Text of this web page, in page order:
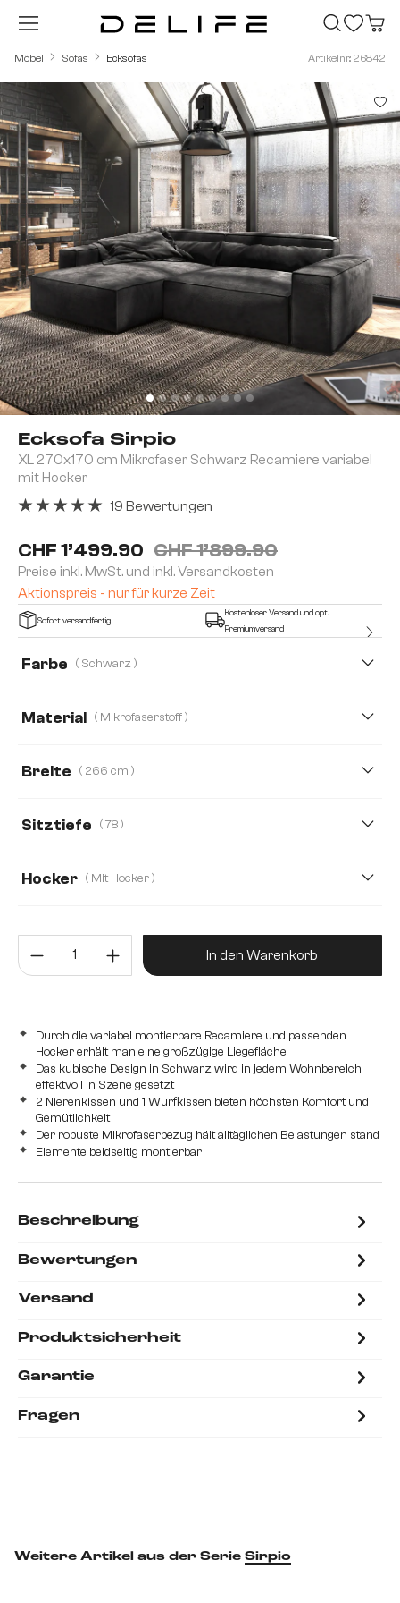
Zum Hauptinhalt springen
Möbel Sofas Ecksofas Artikelnr.: 26842
Ecksofa Sirpio
XL 270x170 cm Mikrofaser Schwarz Recamiere variabel
mit Hocker
CHF 1’499.90 CHF 1’899.90
Preise inkl. MwSt. und inkl. Versandkosten
Aktionspreis - nur für kurze Zeit
19 Bewertungen
Sofort versandfertig
Kostenloser Versand und opt.
Premiumversand
Farbe ( Schwarz )
Material ( Mikrofaserstoff )
Breite ( 266 cm )
Sitztiefe ( 78 )
Hocker ( Mit Hocker )
Produkt Anzahl: Gib den
In den Warenkorb
Durch die variabel montierbare Recamiere und passenden
Hocker erhält man eine großzügige Liegefläche
Das kubische Design in Schwarz wird in jedem Wohnbereich
effektvoll in Szene gesetzt
2 Nierenkissen und 1 Wurfkissen bieten höchsten Komfort und
Gemütlichkeit
Der robuste Mikrofaserbezug hält alltäglichen Belastungen stand
Elemente beidseitig montierbar
Bildergalerie überspringen
Beschreibung
Bewertungen
Versand
Produktsicherheit
Garantie
Fragen
Weitere Artikel aus der Serie Sirpio